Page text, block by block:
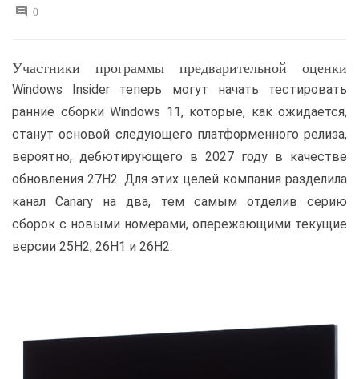
ИНТЕРНЕТ И СВЯЗЬ
0
Участники программы предварительной оценки
Windows Insider теперь могут начать тестировать
ранние сборки Windows 11, которые, как ожидается,
станут основой следующего платформенного релиза,
вероятно, дебютирующего в 2027 году в качестве
обновления 27H2. Для этих целей компания разделила
канал Canary на два, тем самым отделив серию
сборок с новыми номерами, опережающими текущие
версии 25H2, 26H1 и 26H2.